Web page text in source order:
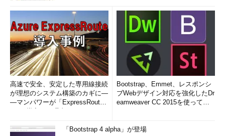
高速で安全、安定した専用線接続
が理想のシステム構築のカギに―
―マンパワーが「ExpressRout
Bootstrap、Emmet、レスポンシ
ブWebデザイン対応を強化したDr
eamweaver CC 2015を使って
「Bootstrap 4 alpha」が登場